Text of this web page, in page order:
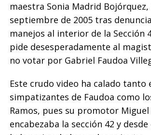
maestra Sonia Madrid Bojórquez,
septiembre de 2005 tras
manejos al interior de la Sección
pide desesperadamente al
no votar por Gabriel Faudoa
Este crudo video ha calado tanto
simpatizantes de Faudoa como
Ramos, pues su promotor Miguel
encabezaba la sección 42 y